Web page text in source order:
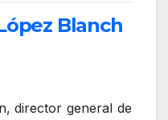
Blanch
director general de